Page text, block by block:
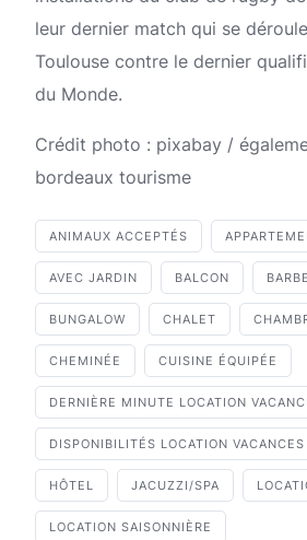
leur dernier match qui se
Toulouse contre le dernier
du Monde.
Crédit photo : pixabay /
bordeaux tourisme
ANIMAUX ACCEPTÉS
AVEC JARDIN BALCON
BUNGALOW CHALET
CHEMINÉE CUISINE ÉQUIPÉE
DERNIÈRE MINUTE LOCATION
DISPONIBILITÉS LOCATION VACANCES
HÔTEL JACUZZI/SPA
LOCATION SAISONNIÈRE